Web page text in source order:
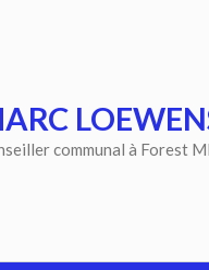
communal à Forest